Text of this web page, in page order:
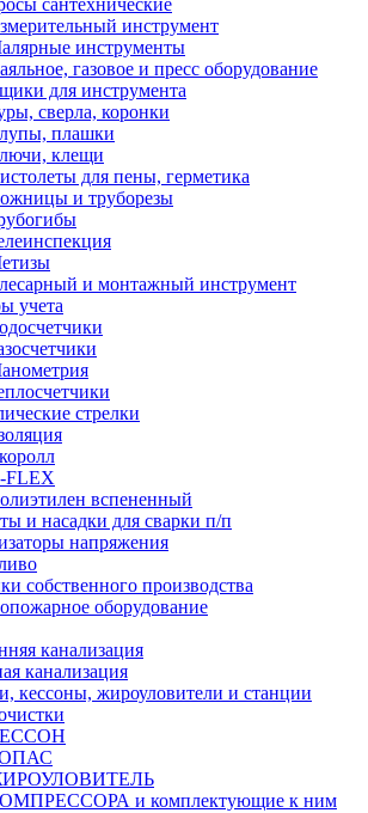
сантехнические
инструмент
инструменты
газовое и пресс оборудование
для инструмента
сверла, коронки
плашки
клещи
для пены, герметика
и труборезы
и монтажный инструмент
учета
стрелки
FLEX
вспененный
и насадки для сварки п/п
напряжения
собственного производства
оборудование
канализация
канализация
кессоны, жироуловители и станции
и комплектующие к ним